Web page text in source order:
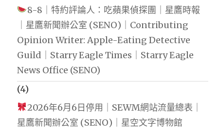
8-8｜特約評論人：吃蘋果偵探團｜星鷹時報
｜星鷹新聞辦公室 (SENO)｜Contributing
Opinion Writer: Apple-Eating Detective
Guild｜Starry Eagle Times｜Starry Eagle
News Office (SENO)
(4)
2026年6月6日停用｜SEWM網站流量總表｜
星鷹新聞辦公室 (SENO)｜星空文字博物館